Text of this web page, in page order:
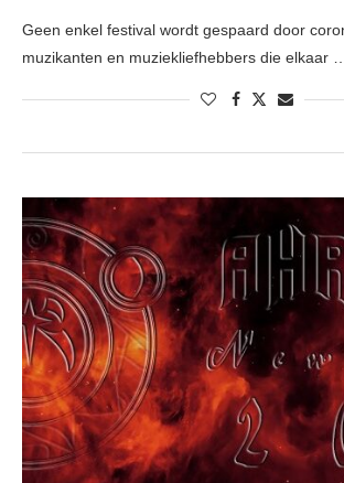
Geen enkel festival wordt gespaard door
muzikanten en muziekliefhebbers die elkaar